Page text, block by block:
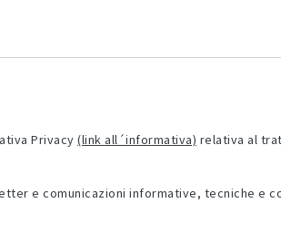
Privacy (link all´informativa) relativa al
e comunicazioni informative, tecniche e